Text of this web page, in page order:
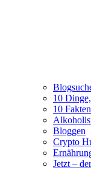
10
10
Bloggen
Crypto
Jetzt –